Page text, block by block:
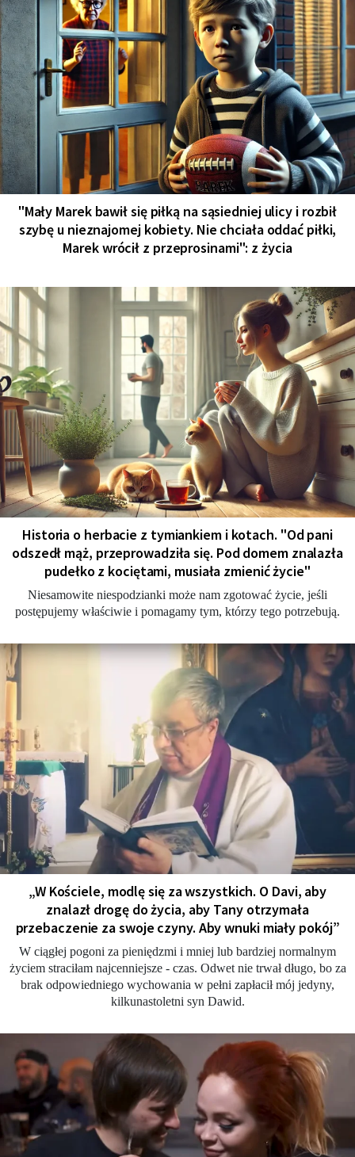
"Mały Marek bawił się piłką na sąsiedniej ulicy i rozbił
szybę u nieznajomej kobiety. Nie chciała oddać piłki,
Marek wrócił z przeprosinami": z życia
Historia o herbacie z tymiankiem i kotach. "Od pani
odszedł mąż, przeprowadziła się. Pod domem znalazła
pudełko z kociętami, musiała zmienić życie"
Niesamowite niespodzianki może nam zgotować życie, jeśli
postępujemy właściwie i pomagamy tym, którzy tego potrzebują.
„W Kościele, modlę się za wszystkich. O Davi, aby
znalazł drogę do życia, aby Tany otrzymała
przebaczenie za swoje czyny. Aby wnuki miały pokój”
W ciągłej pogoni za pieniędzmi i mniej lub bardziej normalnym
życiem straciłam najcenniejsze - czas. Odwet nie trwał długo, bo za
brak odpowiedniego wychowania w pełni zapłacił mój jedyny,
kilkunastoletni syn Dawid.